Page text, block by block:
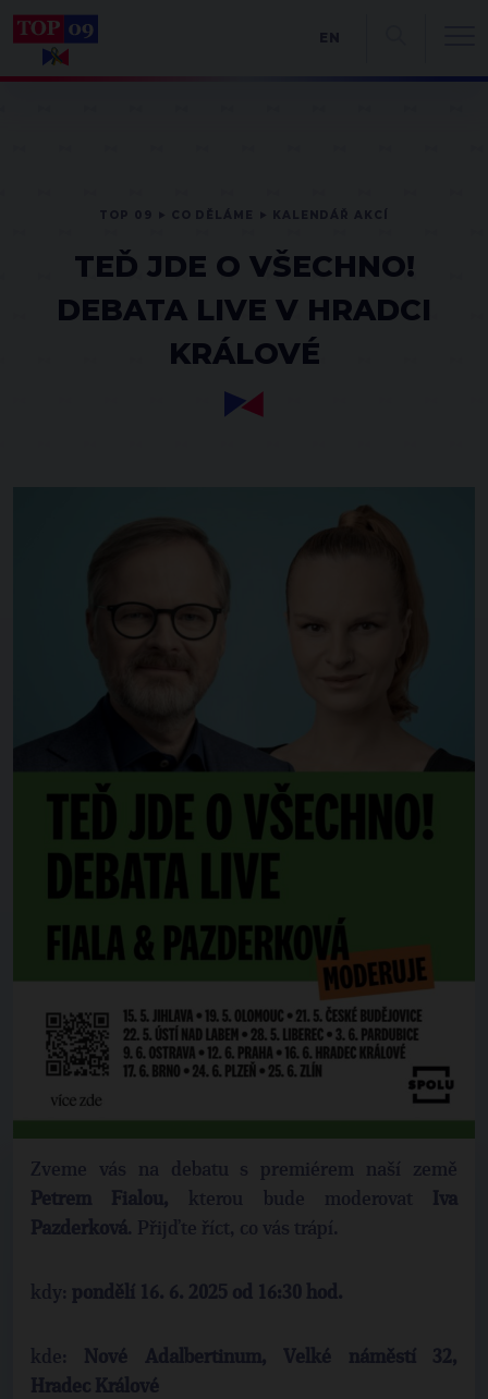
TEĎ JDE O VŠECHNO!
DEBATA LIVE V HRADCI
KRÁLOVÉ
Zveme vás na debatu s premiérem naší země
Petrem Fialou, kterou bude moderovat
Iva
Pazderková. Přijďte říct, co vás trápí.
kdy: pondělí 16. 6. 2025 od 16:30 hod.
kde:
Nové Adalbertinum, Velké náměstí 32,
Hradec Králové